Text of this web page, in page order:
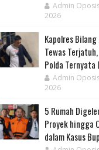
Admin
2026
Kapolres
Tewas
Polda
Admin
2026
5 Rumah
Proyek hingga
dalam Kasus